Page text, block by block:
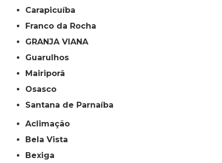
Carapicuíba
Franco da Rocha
GRANJA VIANA
Guarulhos
Mairiporã
Osasco
Santana de Parnaíba
Aclimação
Bela Vista
Bexiga